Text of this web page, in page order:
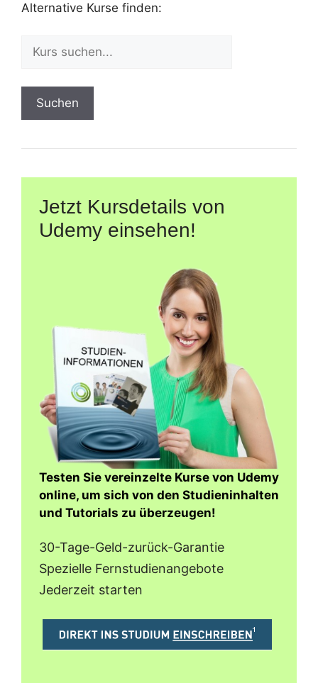
Alternative Kurse finden:
Suchen
Jetzt Kursdetails von
Udemy einsehen!
Testen Sie vereinzelte Kurse von Udemy
online, um sich von den Studieninhalten
und Tutorials zu überzeugen!
30-Tage-Geld-zurück-Garantie
Spezielle Fernstudienangebote
Jederzeit starten